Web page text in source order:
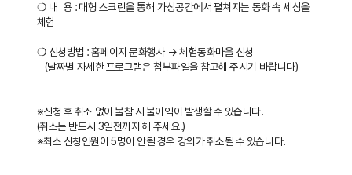
❍ 내 용 : 대형 스크린을 통해 가상공간에서 펼쳐지는 동화 속 세상을
체험
❍ 신청방법 : 홈페이지 문화행사 → 체험동화마을 신청
(날짜별 자세한 프로그램은 첨부파일을 참고해 주시기 바랍니다)
※신청 후 취소 없이 불참 시 불이익이 발생할 수 있습니다.
(취소는 반드시 3일전까지 해 주세요.)
※최소 신청인원이 5명이 안될 경우 강의가 취소될 수 있습니다.